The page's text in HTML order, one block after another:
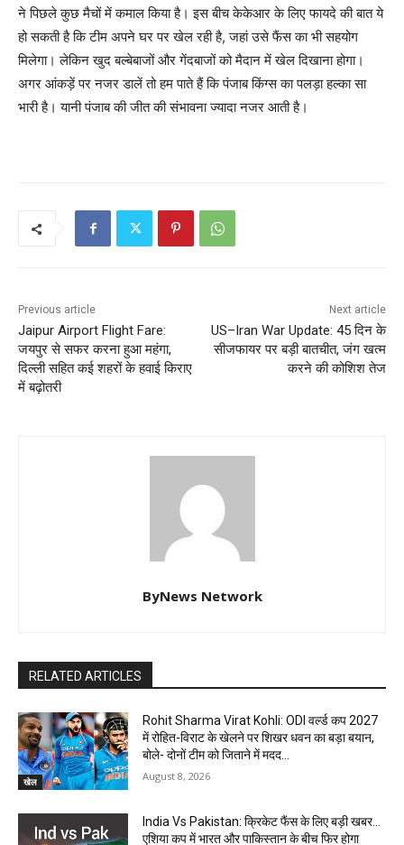
ने पिछले कुछ मैचों में कमाल किया है। इस बीच केकेआर के लिए फायदे की बात ये
हो सकती है कि टीम अपने घर पर खेल रही है, जहां उसे फैंस का भी सहयोग
मिलेगा। लेकिन खुद बल्बेबाजों और गेंदबाजों को मैदान में खेल दिखाना होगा।
अगर आंकड़ें पर नजर डालें तो हम पाते हैं कि पंजाब किंग्स का पलड़ा हल्का सा
भारी है। यानी पंजाब की जीत की संभावना ज्यादा नजर आती है।
Previous article
Jaipur Airport Flight Fare:
जयपुर से सफर करना हुआ महंगा,
दिल्ली सहित कई शहरों के हवाई किराए
में बढ़ोतरी
Next article
US–Iran War Update: 45 दिन के
सीजफायर पर बड़ी बातचीत, जंग खत्म
करने की कोशिश तेज
ByNews Network
RELATED ARTICLES
खेल
Rohit Sharma Virat Kohli: ODI वर्ल्ड कप 2027
में रोहित-विराट के खेलने पर शिखर धवन का बड़ा बयान,
बोले- दोनों टीम को जिताने में मदद...
August 8, 2026
India Vs Pakistan: क्रिकेट फैंस के लिए बड़ी खबर…
एशिया कप में भारत और पाकिस्तान के बीच फिर होगा